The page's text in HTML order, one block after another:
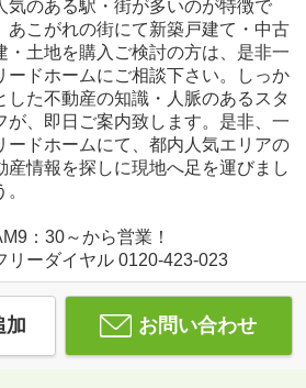
気のある駅・街が多いのが特徴で
あこがれの街にて新築戸建て・中古
・土地を購入ご検討の方は、是非一
ードホームにご相談下さい。しっか
した不動産の知識・人脈のあるスタ
が、即日ご案内致します。是非、一
ードホームにて、都内人気エリアの
産情報を探しに現地へ足を運びまし
。
：30～から営業！
ーダイヤル 0120-423-023
加 お問い合わせ